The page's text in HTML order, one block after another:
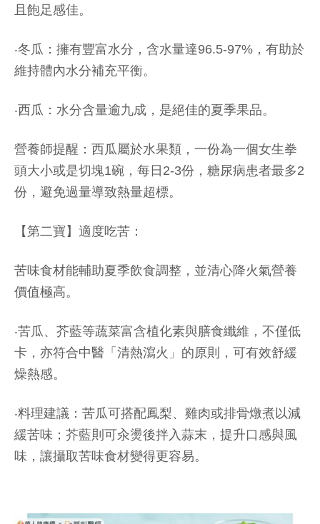
且飽足感佳。
‧冬瓜：擁有豐富水分，含水量達96.5-97%，有助於
維持體內水分補充平衡。
‧西瓜：水分含量逾九成，是絕佳的夏季果品。
營養師提醒：西瓜屬於水果類，一份為一個女生拳
頭大小或是切塊1碗，每日2-3份，糖尿病患者最多2
份，避免過量導致熱量超標。
【第二寶】適度吃苦：
苦味食材能輔助夏季飲食調整，並清心降火氣營養
價值極高。
‧苦瓜、芥藍等蔬菜富含植化素與膳食纖維，不僅低
卡，亦符合中醫「清熱瀉火」的原則，可有效舒緩
燥熱感。
‧料理建議：苦瓜可搭配鳳梨、雞肉或排骨燉煮以減
緩苦味；芥藍則可汆燙後拌入蒜末，提升口感與風
味，讓攝取苦味食材變得更容易。